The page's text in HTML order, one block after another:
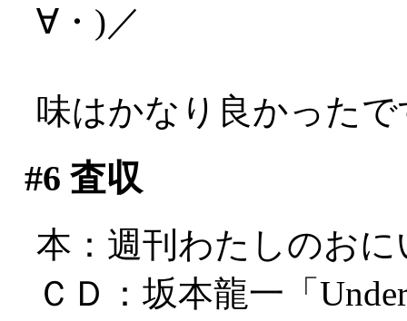
∀・)／
味はかなり良かったで
#6 査収
本：週刊わたしのおに
ＣＤ：坂本龍一「